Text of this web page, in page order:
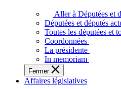
députés
vous
représentent
sein
de
l'Assemblée
législative
Aller à Députées et
Députées et députés
Toutes les députées et
Coordonnées
La présidente
In memoriam
Fermer
Affaires législatives